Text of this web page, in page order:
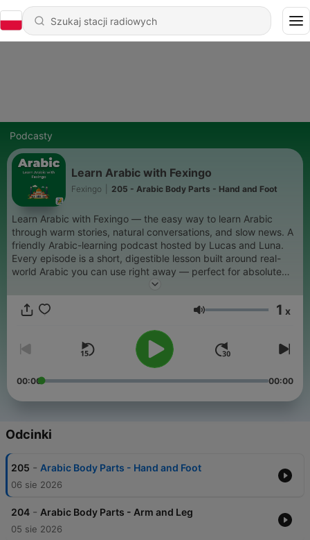
Podcasty
Learn Arabic with Fexingo
Fexingo 205 - Arabic Body Parts - Hand and Foot
Learn Arabic with Fexingo — the easy way to learn Arabic
through warm stories, natural conversations, and slow news. A
friendly Arabic-learning podcast hosted by Lucas and Luna.
Every episode is a short, digestible lesson built around real-
world Arabic you can use right away — perfect for absolute
beginners who want to start speaking Arabic with confidence.
Arabic conversations, slow news in Arabic, travel phrases, and
Follow Fexingo to keep learning Arabic. #LearnArabic
#ArabicPodcast #ArabicForBeginners #BeginnerArabic
#ArabicLessons #SlowArabic #SpeakArabic #ArabicStories
#ArabicConversations #LanguageLearning
free:buymeacoffee.com/fexingo
Głośność 1 x
00:00 00:00
Odcinki
205 - Arabic Body Parts - Hand and Foot
06 sie 2026
204 - Arabic Body Parts - Arm and Leg
05 sie 2026